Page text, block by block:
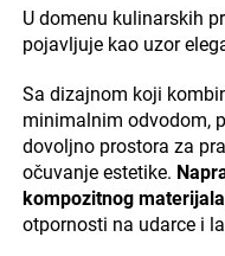
U domenu kulinarskih
pojavljuje kao uzor
Sa dizajnom koji
minimalnim odvodom,
dovoljno prostora za
očuvanje estetike.
kompozitnog materijala
otpornosti na udarce i